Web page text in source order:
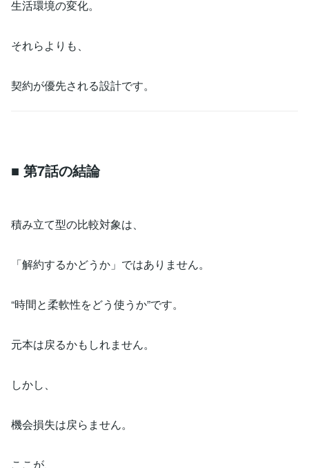
生活環境の変化。
それらよりも、
契約が優先される設計です。
■ 第7話の結論
積み立て型の比較対象は、
「解約するかどうか」ではありません。
“時間と柔軟性をどう使うか”です。
元本は戻るかもしれません。
しかし、
機会損失は戻らません。
ここが、